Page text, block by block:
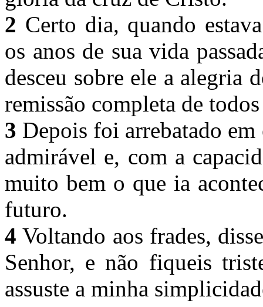
2 Certo dia, quando
os anos de sua vida
desceu sobre ele a alegria
remissão completa de
3 Depois foi arrebatado
admirável e, com a
muito bem o que ia
futuro.
4 Voltando aos frades,
Senhor, e não fiqueis
assuste a minha